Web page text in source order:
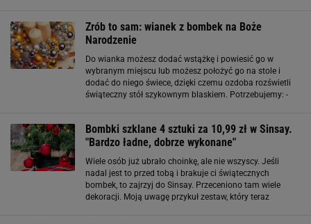
Zrób to sam: wianek z bombek na Boże
Narodzenie
Do wianka możesz dodać wstążkę i powiesić go w
wybranym miejscu lub możesz położyć go na stole i
dodać do niego świece, dzięki czemu ozdoba rozświetli
świąteczny stół szykownym blaskiem. Potrzebujemy: -
Bombki szklane 4 sztuki za 10,99 zł w Sinsay.
"Bardzo ładne, dobrze wykonane"
Wiele osób już ubrało choinkę, ale nie wszyscy. Jeśli
nadal jest to przed tobą i brakuje ci świątecznych
bombek, to zajrzyj do Sinsay. Przeceniono tam wiele
dekoracji. Moją uwagę przykuł zestaw, który teraz